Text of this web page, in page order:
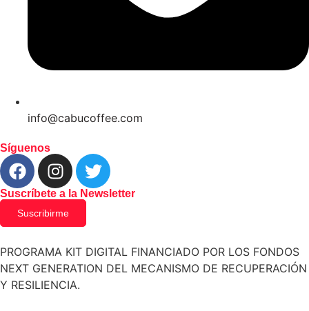
info@cabucoffee.com
Síguenos
Suscríbete a la Newsletter
Suscribirme
PROGRAMA KIT DIGITAL FINANCIADO POR LOS FONDOS
NEXT GENERATION DEL MECANISMO DE RECUPERACIÓN
Y RESILIENCIA.